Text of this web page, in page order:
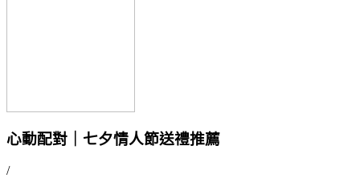
心動配對｜七夕情人節送禮推薦
/